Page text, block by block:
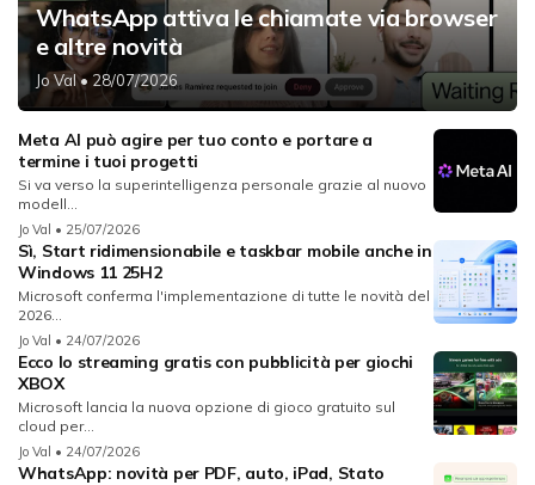
WhatsApp attiva le chiamate via browser
e altre novità
Jo Val• 28/07/2026
Meta AI può agire per tuo conto e portare a
termine i tuoi progetti
Si va verso la superintelligenza personale grazie al nuovo
modell...
Jo Val • 25/07/2026
Sì, Start ridimensionabile e taskbar mobile anche in
Windows 11 25H2
Microsoft conferma l'implementazione di tutte le novità del
2026...
Jo Val • 24/07/2026
Ecco lo streaming gratis con pubblicità per giochi
XBOX
Microsoft lancia la nuova opzione di gioco gratuito sul
cloud per...
Jo Val • 24/07/2026
WhatsApp: novità per PDF, auto, iPad, Stato